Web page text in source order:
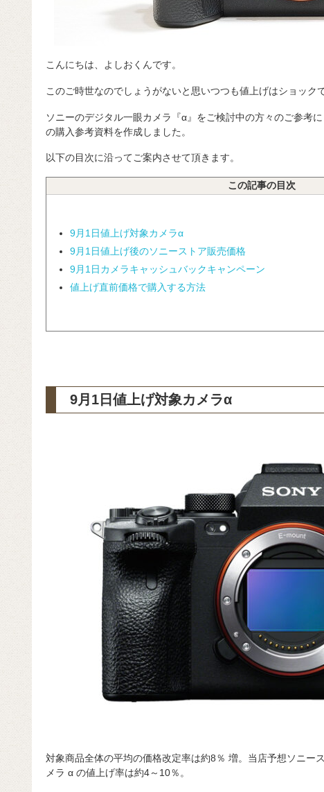
こんにちは、よしおくんです。
このご時世なのでしょうがないと思いつつも値上げはショックで
ソニーのデジタル一眼カメラ『α』をご検討中の方々のご参考
の購入参考資料を作成しました。
以下の目次に沿ってご案内させて頂きます。
この記事の目次
9月1日値上げ対象カメラα
9月1日値上げ後のソニーストア販売価格
9月1日カメラキャッシュバックキャンペーン
値上げ直前価格で購入する方法
9月1日値上げ対象カメラα
対象商品全体の平均の価格改定率は約8％ 増。当店予想ソニー
メラ α の値上げ率は約4～10％。